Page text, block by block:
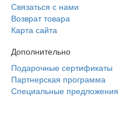
Связаться с нами
Возврат товара
Карта сайта
Дополнительно
Подарочные сертификаты
Партнерская программа
Специальные предложения